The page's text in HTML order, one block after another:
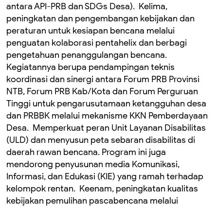
antara API-PRB dan SDGs Desa). ‎ ‎Kelima,
peningkatan dan pengembangan kebijakan dan
peraturan untuk kesiapan bencana melalui
penguatan kolaborasi pentahelix dan berbagi
pengetahuan penanggulangan bencana. ‎
Kegiatannya berupa pendampingan teknis
koordinasi dan sinergi antara Forum PRB Provinsi
NTB, Forum PRB Kab/Kota dan Forum Perguruan
Tinggi untuk pengarusutamaan ketangguhan desa
dan PRBBK melalui mekanisme KKN Pemberdayaan
Desa. ‎ Memperkuat peran Unit Layanan Disabilitas
(ULD) dan menyusun peta sebaran disabilitas di
daerah rawan bencana. Program ini juga
mendorong penyusunan media Komunikasi,
Informasi, dan Edukasi (KIE) yang ramah terhadap
kelompok rentan. ‎ ‎Keenam, peningkatan kualitas
kebijakan pemulihan pascabencana melalui